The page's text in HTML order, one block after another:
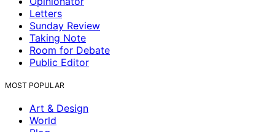
Letters
Sunday Review
Taking Note
Room for Debate
Public Editor
MOST POPULAR
Art & Design
World